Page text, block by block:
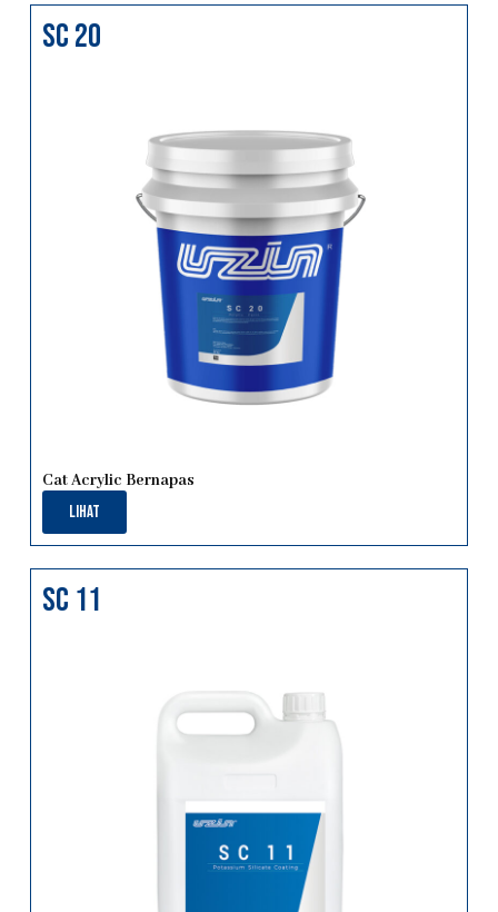
sc 20
Cat Acrylic Bernapas
Lihat
sc 11